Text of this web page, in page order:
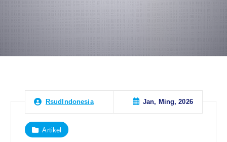
RsudIndonesia Jan, Ming, 2026
Artikel